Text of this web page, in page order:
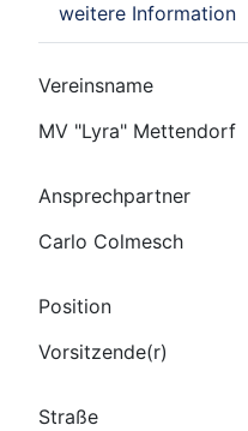
weitere Information
Vereinsname
MV "Lyra" Mettendorf
Ansprechpartner
Carlo Colmesch
Position
Vorsitzende(r)
Straße